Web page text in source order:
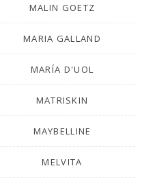
MALIN GOETZ
MARIA GALLAND
MARÍA D'UOL
MATRISKIN
MAYBELLINE
MELVITA